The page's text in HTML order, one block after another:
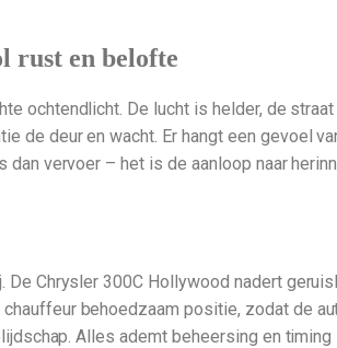
rust en belofte
ochtendlicht. De lucht is helder, de
de deur en wacht. Er hangt een gevoel
vervoer – het is de aanloop naar
Chrysler 300C Hollywood nadert
behoedzaam positie, zodat de
Alles ademt beheersing en